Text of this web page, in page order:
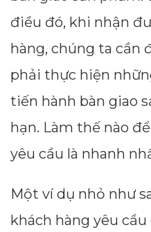
điều đó, khi nhận
hàng, chúng ta cần
phải thực hiện
tiến hành bàn giao
hạn. Làm thế nào
yêu cầu là nhanh
Một ví dụ nhỏ như
khách hàng yêu